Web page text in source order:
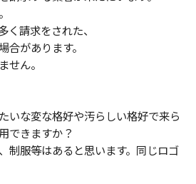
請求をされた、
があります。
せん。
いな変な格好や汚らしい格好で来ら
できますか？
制服等はあると思います。同じロゴ